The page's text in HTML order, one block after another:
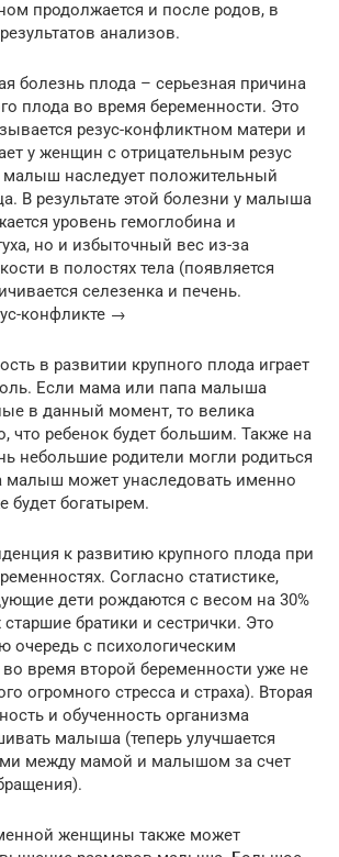
продолжается и после родов, в
анализов.
болезнь плода – серьезная причина
плода во время беременности. Это
резус-конфликтном матери и
у женщин с отрицательным резус
малыш наследует положительный
В результате этой болезни у малыша
уровень гемоглобина и
но и избыточный вес из-за
в полостях тела (появляется
селезенка и печень.
конфликте →
в развитии крупного плода играет
Если мама или папа малыша
в данный момент, то велика
что ребенок будет большим. Также на
небольшие родители могли родиться
малыш может унаследовать именно
будет богатырем.
к развитию крупного плода при
Согласно статистике,
дети рождаются с весом на 30%
братики и сестрички. Это
очередь с психологическим
время второй беременности уже не
огромного стресса и страха). Вторая
и обученность организма
малыша (теперь улучшается
между мамой и малышом за счет
женщины также может